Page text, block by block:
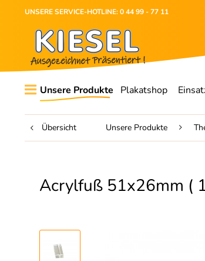
UNSERE SERVICE-HOTLINE: 0 44 99 - 77 11
Unsere Produkte Plakatshop
Übersicht Unsere Produkte
Acrylfuß 51x26mm (